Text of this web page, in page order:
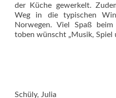
der Küche gewerkelt.
Weg in die typischen
Norwegen. Viel Spaß
toben wünscht „Musik, Spiel
Schüly, Julia